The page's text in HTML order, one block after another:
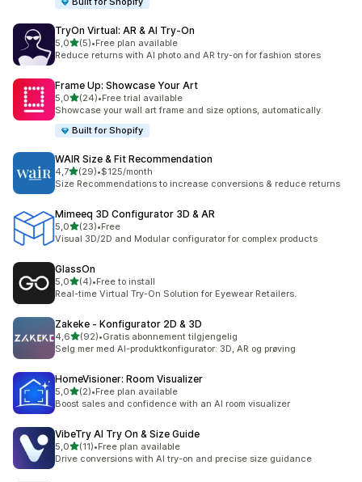
TryOn Virtual: AR & AI Try‑On
5,0av 5 stjerner
(5)
Totalt 5 omtaler
•Free plan available
Reduce returns with AI photo and AR try-on for fashion stores
Frame Up: Showcase Your Art
5,0av 5 stjerner
(24)
Totalt 24 omtaler
•Free trial available
Showcase your wall art frame and size options, automatically.
Built for Shopify
WAIR Size & Fit Recommendation
4,7av 5 stjerner
(29)
Totalt 29 omtaler
•$125/month
Size Recommendations to increase conversions & reduce returns
Mimeeq 3D Configurator 3D & AR
5,0av 5 stjerner
(23)
Totalt 23 omtaler
•Free
Visual 3D/2D and Modular configurator for complex products
GlassOn
5,0av 5 stjerner
(4)
Totalt 4 omtaler
•Free to install
Real-time Virtual Try-On Solution for Eyewear Retailers.
Zakeke ‑ Konfigurator 2D & 3D
4,6av 5 stjerner
(92)
Totalt 92 omtaler
•Gratis abonnement tilgjengelig
Selg mer med AI-produktkonfigurator: 3D, AR og prøving
HomeVisioner: Room Visualizer
5,0av 5 stjerner
(2)
Totalt 2 omtaler
•Free plan available
Boost sales and confidence with an AI room visualizer
VibeTry AI Try On & Size Guide
5,0av 5 stjerner
(11)
Totalt 11 omtaler
•Free plan available
Drive conversions with AI try-on and precise size guidance